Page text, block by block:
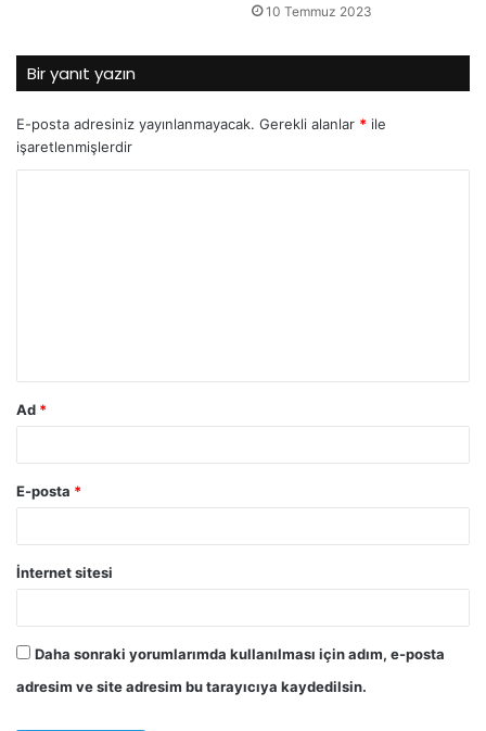
10 Temmuz 2023
Bir yanıt yazın
E-posta adresiniz yayınlanmayacak. Gerekli alanlar * ile
işaretlenmişlerdir
Ad *
E-posta *
İnternet sitesi
Daha sonraki yorumlarımda kullanılması için adım, e-posta
adresim ve site adresim bu tarayıcıya kaydedilsin.